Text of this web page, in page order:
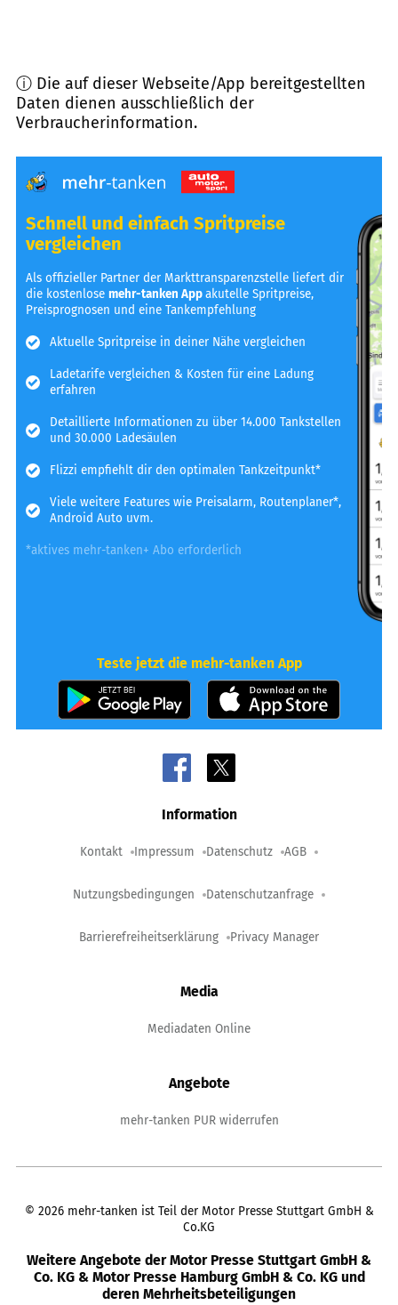
ⓘ Die auf dieser Webseite/App bereitgestellten
Daten dienen ausschließlich der
Verbraucherinformation.
Schnell und einfach Spritpreise
vergleichen
Als offizieller Partner der Markttransparenzstelle liefert dir
die kostenlosemehr-tanken Appakutelle Spritpreise,
Preisprognosen und eine Tankempfehlung
Aktuelle Spritpreise in deiner Nähe vergleichen
Ladetarife vergleichen & Kosten für eine Ladung
erfahren
Detaillierte Informationen zu über 14.000 Tankstellen
und 30.000 Ladesäulen
Flizzi empfiehlt dir den optimalen Tankzeitpunkt*
Viele weitere Features wie Preisalarm, Routenplaner*,
Android Auto uvm.
*aktives mehr-tanken+ Abo erforderlich
Teste jetzt die mehr-tanken App
Information
Kontakt Impressum Datenschutz AGB
Nutzungsbedingungen Datenschutzanfrage
Barrierefreiheitserklärung Privacy Manager
Media
Mediadaten Online
Angebote
mehr-tanken PUR widerrufen
© 2026 mehr-tanken ist Teil der Motor Presse Stuttgart GmbH &
Co.KG
Weitere Angebote der Motor Presse Stuttgart GmbH &
Co. KG & Motor Presse Hamburg GmbH & Co. KG und
deren Mehrheitsbeteiligungen